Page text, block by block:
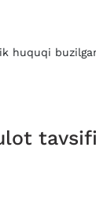
huquqi
tavsifi